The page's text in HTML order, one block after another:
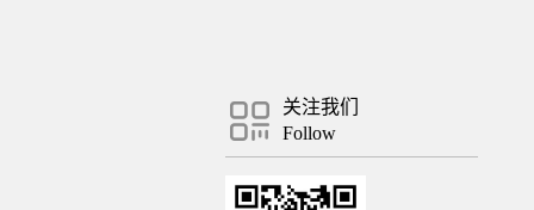
关注我们
Follow